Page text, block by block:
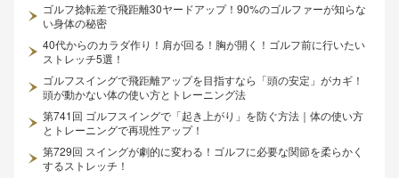
ゴルフ捻転差で飛距離30ヤードアップ！90%のゴルファーが知らな
い身体の秘密
40代からのカラダ作り！肩が回る！胸が開く！ゴルフ前に行いたい
ストレッチ5選！
ゴルフスイングで飛距離アップを目指すなら「頭の安定」がカギ！
頭が動かない体の使い方とトレーニング法
第741回 ゴルフスイングで「起き上がり」を防ぐ方法｜体の使い方
とトレーニングで再現性アップ！
第729回 スイングが劇的に変わる！ゴルフに必要な関節を柔らかく
するストレッチ！